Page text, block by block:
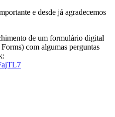
e desde já agradecemos
de um formulário digital
com algumas perguntas